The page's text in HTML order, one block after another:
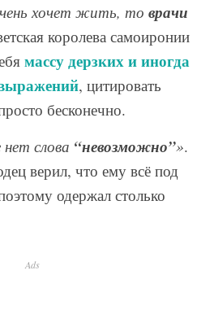
хочет жить, то врачи
королева самоиронии
массу дерзких и иногда
, цитировать
бесконечно.
слова “невозможно”».
верил, что ему всё под
одержал столько
Ads